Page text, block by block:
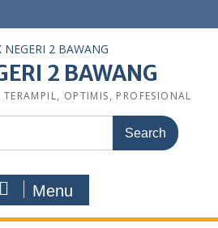
2 BAWANG
OPTIMIS, PROFESIONAL
Menu